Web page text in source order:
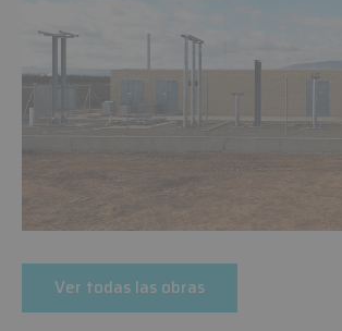
Ver todas las obras